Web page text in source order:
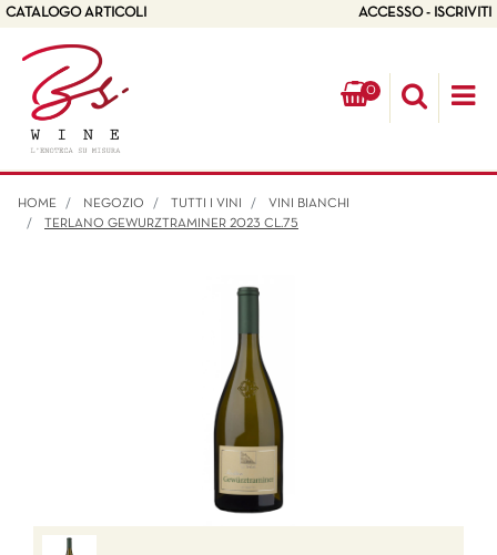
CATALOGO ARTICOLI ACCESSO - ISCRIVITI
0
HOME NEGOZIO TUTTI I VINI
VINI BIANCHI
TERLANO GEWURZTRAMINER 2023 CL.75